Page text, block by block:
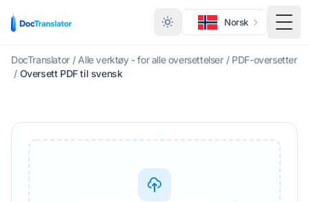
Norsk
DocTranslator / Alle verktøy - for alle oversettelser / PDF-oversetter
/ Oversett PDF til svensk